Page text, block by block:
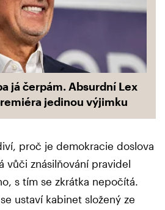
já čerpám. Absurdní Lex
jedinou výjimku
proč je demokracie doslova
vůči znásilňování pravidel
s tím se zkrátka nepočítá.
ustaví kabinet složený ze